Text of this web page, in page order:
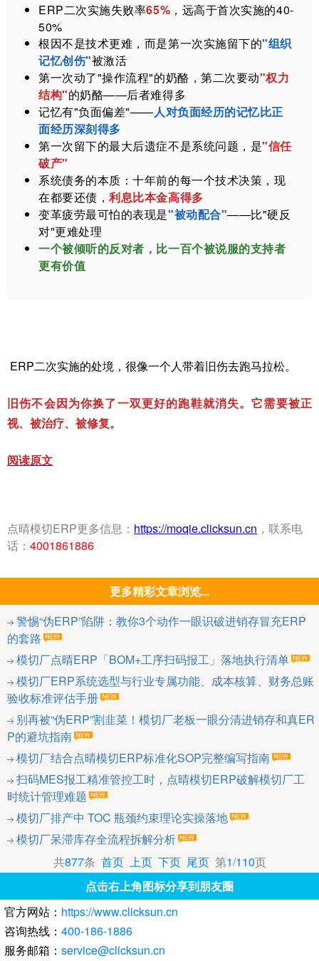
ERP二次实施失败率65% ，远高于首次实施的40-
50%
根因不是技术更难，而是第一次实施留下的"组织
记忆创伤"被激活
第一次动了"操作流程"的奶酪，第二次要动"权力
结构"的奶酪——后者难得多
记忆有"负面偏差"——人对负面经历的记忆比正
面经历深刻得多
第一次留下的最大后遗症不是系统问题，是"信任
破产"
系统债务的本质：十年前的每一个技术决策，现
在都要还债，利息比本金高得多
变革疲劳最可怕的表现是"被动配合"——比"硬反
对"更难处理
一个被倾听的反对者，比一百个被说服的支持者
更有价值
ERP二次实施的处境，很像一个人带着旧伤去跑马拉松。
旧伤不会因为你换了一双更好的跑鞋就消失。它需要被正
视、被治疗、被修复。
阅读原文
点晴模切ERP更多信息： https://moqie.clicksun.cn ，联系电
话： 4001861886
更多精彩文章浏览...
警惕“伪ERP”陷阱：教你3个动作一眼识破进销存冒充ERP
的套路
模切厂点晴ERP「BOM+工序扫码报工」落地执行清单
模切厂ERP系统选型与行业专属功能、成本核算、财务总账
验收标准评估手册
别再被“伪ERP”割韭菜！模切厂老板一眼分清进销存和真ER
P的避坑指南
模切厂结合点晴模切ERP标准化SOP完整编写指南
扫码MES报工精准管控工时，点晴模切ERP破解模切厂工
时统计管理难题
模切厂排产中 TOC 瓶颈约束理论实操落地
模切厂呆滞库存全流程拆解分析
共877条 首页 上页 下页 尾页第1/110页
点击右上角图标分享到朋友圈
官方网站： https://www.clicksun.cn
咨询热线： 400-186-1886
服务邮箱： service@clicksun.cn